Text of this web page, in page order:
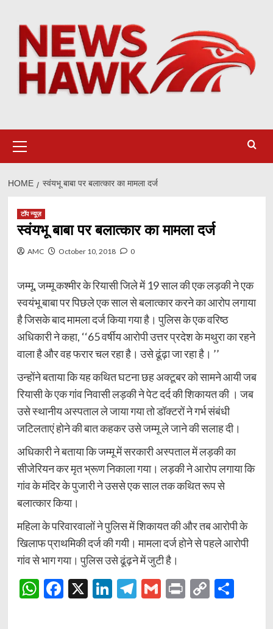
content
Menu
HOME स्वंयभू बाबा पर बलात्कार का मामला दर्ज
टॉप न्यूज़
स्वंयभू बाबा पर बलात्कार का मामला दर्ज
AMC October 10, 2018 0
जम्मू, जम्मू कश्मीर के रियासी जिले में 19 साल की एक लड़की ने एक
स्वयंभू बाबा पर पिछले एक साल से बलात्कार करने का आरोप लगाया
है जिसके बाद मामला दर्ज किया गया है। पुलिस के एक वरिष्ठ
अधिकारी ने कहा, ‘‘65 वर्षीय आरोपी उत्तर प्रदेश के मथुरा का रहने
वाला है और वह फरार चल रहा है। उसे ढूंढ़ा जा रहा है। ’’
उन्होंने बताया कि यह कथित घटना छह अक्टूबर को सामने आयी जब
रियासी के एक गांव निवासी लड़की ने पेट दर्द की शिकायत की । जब
उसे स्थानीय अस्पताल ले जाया गया तो डॉक्टरों ने गर्भ संबंधी
जटिलताएं होने की बात कहकर उसे जम्मू ले जाने की सलाह दी।
अधिकारी ने बताया कि जम्मू में सरकारी अस्पताल में लड़की का
सीजेरियन कर मृत भ्रूण निकाला गया। लड़की ने आरोप लगाया कि
गांव के मंदिर के पुजारी ने उससे एक साल तक कथित रूप से
बलात्कार किया।
महिला के परिवारवालों ने पुलिस में शिकायत की और तब आरोपी के
खिलाफ प्राथमिकी दर्ज की गयी। मामला दर्ज होने से पहले आरोपी
गांव से भाग गया। पुलिस उसे ढूंढ़ने में जुटी है।
WhatsApp
Facebook
X LinkedIn
Telegram
Gmail
Print
Copy